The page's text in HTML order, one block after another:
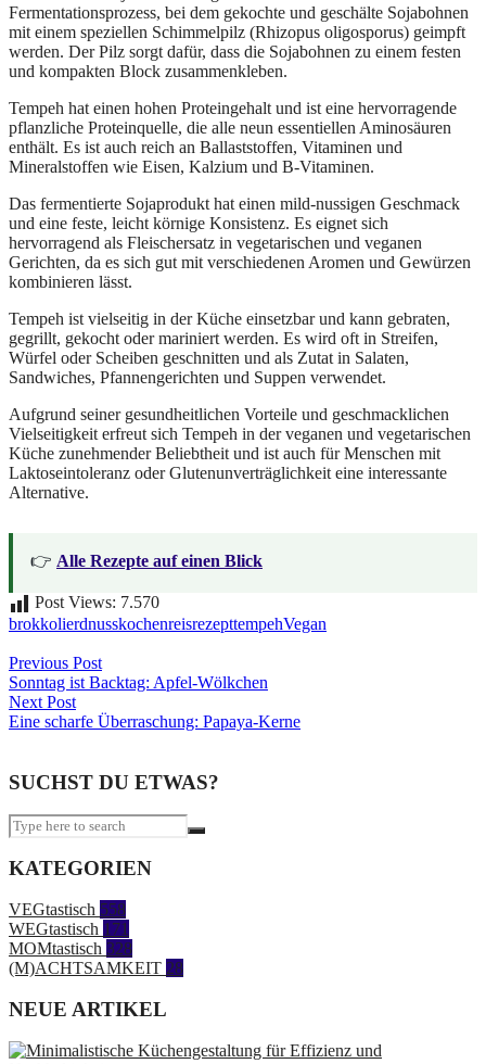
Fermentationsprozess, bei dem gekochte und geschälte Sojabohnen
mit einem speziellen Schimmelpilz (Rhizopus oligosporus) geimpft
werden. Der Pilz sorgt dafür, dass die Sojabohnen zu einem festen
und kompakten Block zusammenkleben.
Tempeh hat einen hohen Proteingehalt und ist eine hervorragende
pflanzliche Proteinquelle, die alle neun essentiellen Aminosäuren
enthält. Es ist auch reich an Ballaststoffen, Vitaminen und
Mineralstoffen wie Eisen, Kalzium und B-Vitaminen.
Das fermentierte Sojaprodukt hat einen mild-nussigen Geschmack
und eine feste, leicht körnige Konsistenz. Es eignet sich
hervorragend als Fleischersatz in vegetarischen und veganen
Gerichten, da es sich gut mit verschiedenen Aromen und Gewürzen
kombinieren lässt.
Tempeh ist vielseitig in der Küche einsetzbar und kann gebraten,
gegrillt, gekocht oder mariniert werden. Es wird oft in Streifen,
Würfel oder Scheiben geschnitten und als Zutat in Salaten,
Sandwiches, Pfannengerichten und Suppen verwendet.
Aufgrund seiner gesundheitlichen Vorteile und geschmacklichen
Vielseitigkeit erfreut sich Tempeh in der veganen und vegetarischen
Küche zunehmender Beliebtheit und ist auch für Menschen mit
Laktoseintoleranz oder Glutenunverträglichkeit eine interessante
Alternative.
👉 Alle Rezepte auf einen Blick
Post Views: 7.570
brokkolierdnusskochenreisrezepttempehVegan
Previous Post
Sonntag ist Backtag: Apfel-Wölkchen
Next Post
Eine scharfe Überraschung: Papaya-Kerne
SUCHST DU ETWAS?
KATEGORIEN
VEGtastisch 558
WEGtastisch 171
MOMtastisch 328
(M)ACHTSAMKEIT 28
NEUE ARTIKEL